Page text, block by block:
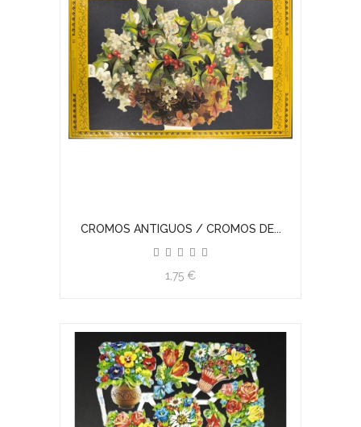
CROMOS ANTIGUOS / CROMOS DE...
1,75 €